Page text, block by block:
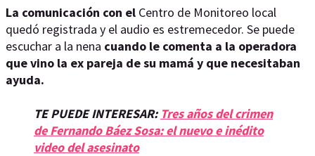
La comunicación con el Centro de Monitoreo local
quedó registrada y el audio es estremecedor. Se puede
escuchar a la nena cuando le comenta a la operadora
que vino la ex pareja de su mamá y que necesitaban
ayuda.
TE PUEDE INTERESAR: Tres años del crimen
de Fernando Báez Sosa: el nuevo e inédito
video del asesinato